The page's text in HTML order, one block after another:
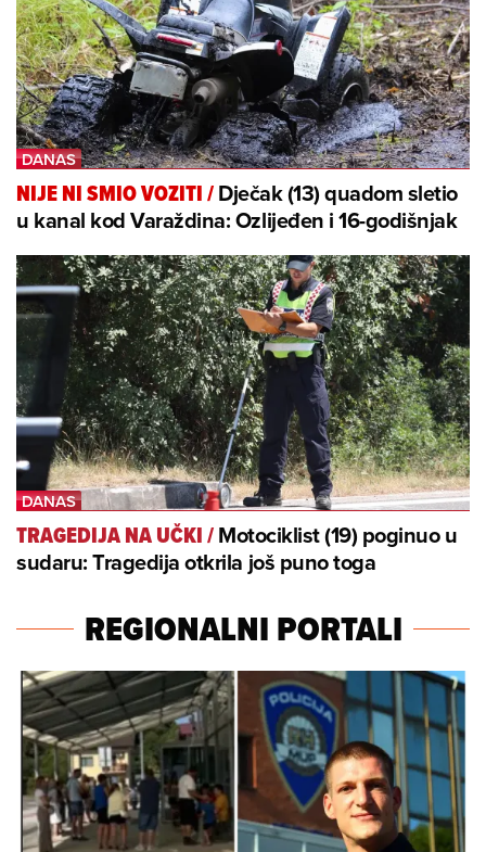
NIJE NI SMIO VOZITI/Dječak (13) quadom sletio
u kanal kod Varaždina: Ozlijeđen i 16-godišnjak
TRAGEDIJA NA UČKI/Motociklist (19) poginuo u
sudaru: Tragedija otkrila još puno toga
REGIONALNI PORTALI